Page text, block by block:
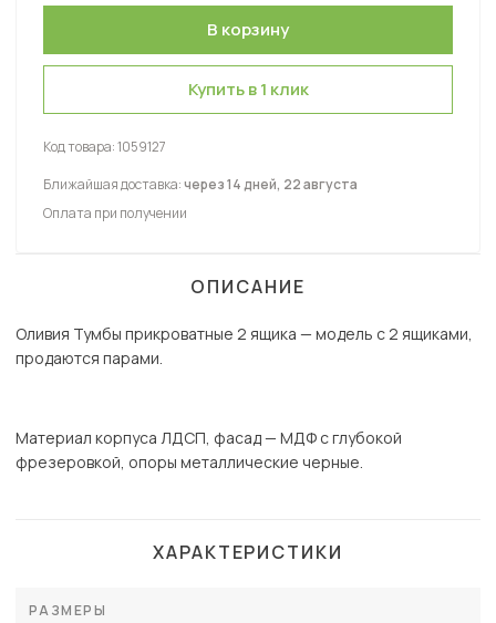
Купить в 1 клик
Код товара:1059127
Ближайшая доставка:через 14 дней, 22 августа
Оплата при получении
ОПИСАНИЕ
Оливия Тумбы прикроватные 2 ящика — модель с 2 ящиками,
продаются парами.
Материал корпуса ЛДСП, фасад — МДФ с глубокой
фрезеровкой, опоры металлические черные.
ХАРАКТЕРИСТИКИ
РАЗМЕРЫ